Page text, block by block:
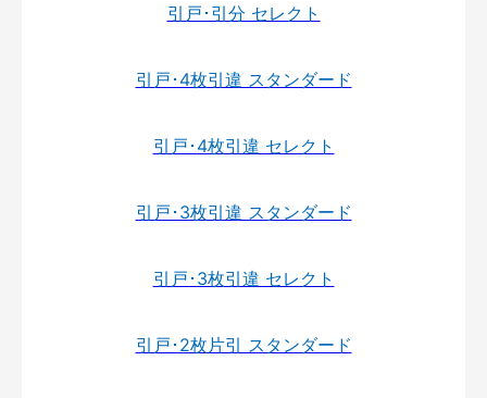
引戸･引分 セレクト
引戸･4枚引違 スタンダード
引戸･4枚引違 セレクト
引戸･3枚引違 スタンダード
引戸･3枚引違 セレクト
引戸･2枚片引 スタンダード